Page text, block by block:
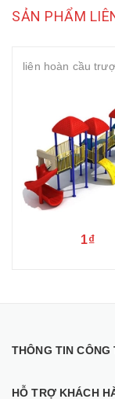
SẢN PHẨM
liên hoàn cầu
1₫
THÔNG TIN CÔNG
HỖ TRỢ KHÁCH